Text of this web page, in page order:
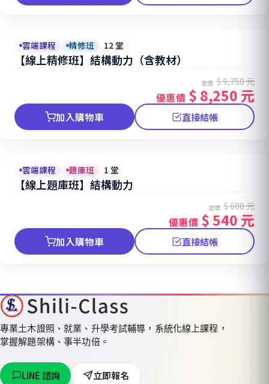
雲端課程 精修班 12 堂
【線上精修班】結構動力（含教材）
定價 $ 9,750 元
優惠價 $ 8,250 元
加入購物車 直接結帳
雲端課程 題庫班 1 堂
【線上題庫班】結構動力
定價 $ 600 元
優惠價 $ 540 元
加入購物車 直接結帳
專業土木證照、就業、升學考試輔導，系統化線上課程，
掌握解題架構、事半功倍。
LINE 諮詢 立即報名